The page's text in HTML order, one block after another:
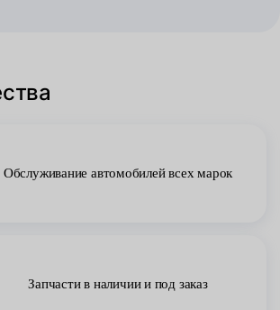
Обслуживание автомобилей всех марок
Запчасти в наличии и под заказ